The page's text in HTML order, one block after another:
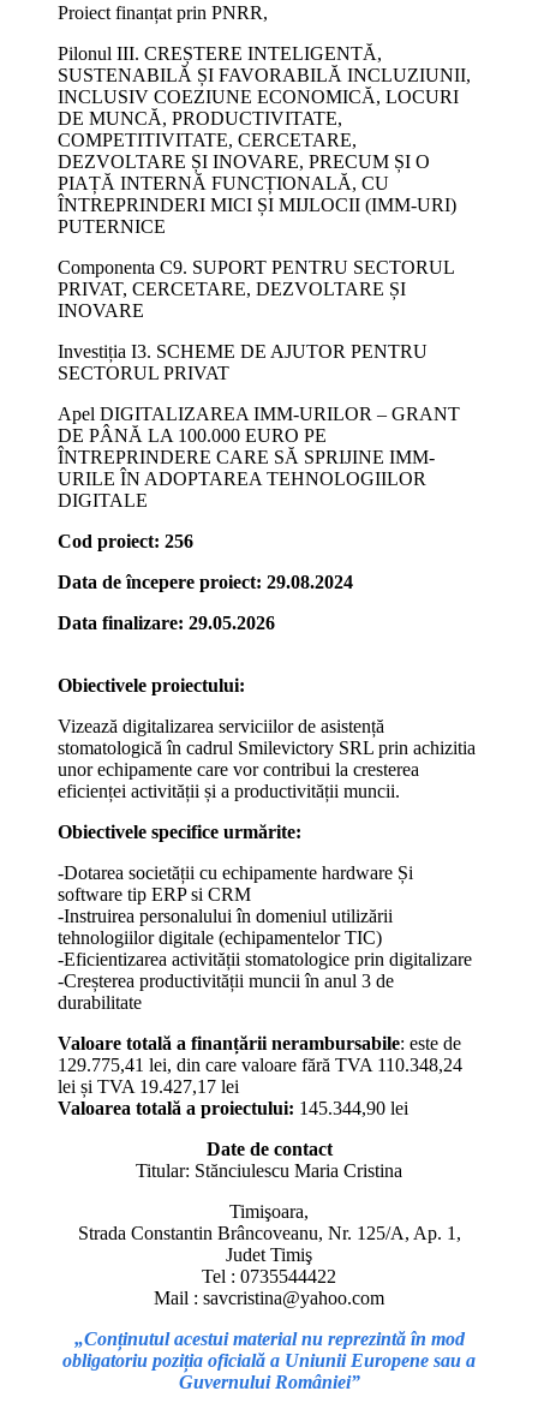
Proiect finanțat prin PNRR,
Pilonul III. CREȘTERE INTELIGENTĂ,
SUSTENABILĂ ȘI FAVORABILĂ INCLUZIUNII,
INCLUSIV COEZIUNE ECONOMICĂ, LOCURI
DE MUNCĂ, PRODUCTIVITATE,
COMPETITIVITATE, CERCETARE,
DEZVOLTARE ȘI INOVARE, PRECUM ȘI O
PIAȚĂ INTERNĂ FUNCȚIONALĂ, CU
ÎNTREPRINDERI MICI ȘI MIJLOCII (IMM-URI)
PUTERNICE
Componenta C9. SUPORT PENTRU SECTORUL
PRIVAT, CERCETARE, DEZVOLTARE ȘI
INOVARE
Investiția I3. SCHEME DE AJUTOR PENTRU
SECTORUL PRIVAT
Apel DIGITALIZAREA IMM-URILOR – GRANT
DE PÂNĂ LA 100.000 EURO PE
ÎNTREPRINDERE CARE SĂ SPRIJINE IMM-
URILE ÎN ADOPTAREA TEHNOLOGIILOR
DIGITALE
Cod proiect: 256
Data de începere proiect: 29.08.2024
Data finalizare: 29.05.2026
Obiectivele proiectului:
Vizează digitalizarea serviciilor de asistență
stomatologică în cadrul Smilevictory SRL prin achizitia
unor echipamente care vor contribui la cresterea
eficienței activității și a productivității muncii.
Obiectivele specifice urmărite:
-Dotarea societății cu echipamente hardware Și
software tip ERP si CRM
-Instruirea personalului în domeniul utilizării
tehnologiilor digitale (echipamentelor TIC)
-Eficientizarea activității stomatologice prin digitalizare
-Creșterea productivității muncii în anul 3 de
durabilitate
Valoare totală a finanțării nerambursabile: este de
129.775,41 lei, din care valoare fără TVA 110.348,24
lei și TVA 19.427,17 lei
Valoarea totală a proiectului: 145.344,90 lei
Date de contact
Titular: Stănciulescu Maria Cristina
Timişoara,
Strada Constantin Brâncoveanu, Nr. 125/A, Ap. 1,
Judet Timiş
Tel : 0735544422
Mail : savcristina@yahoo.com
„Conținutul acestui material nu reprezintă în mod
obligatoriu poziția oficială a Uniunii Europene sau a
Guvernului României”